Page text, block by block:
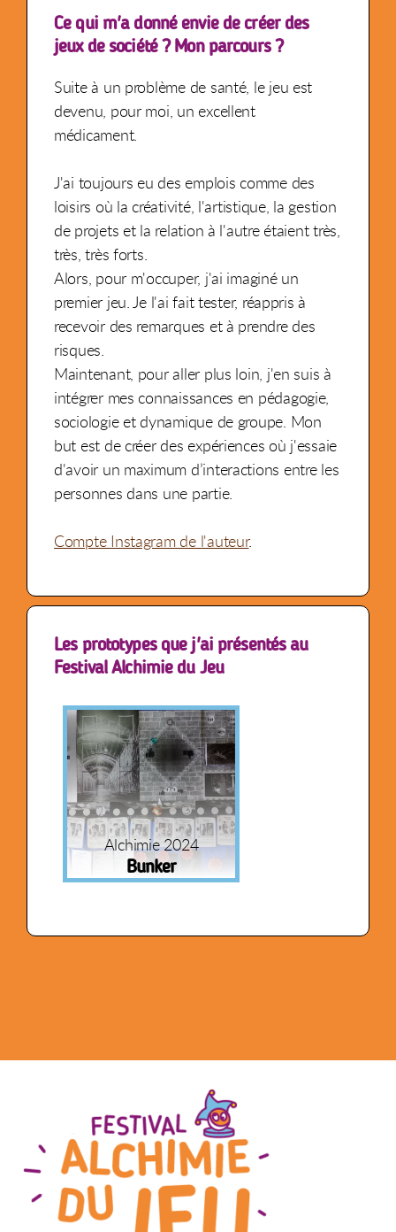
Ce qui m'a donné envie de créer des
jeux de société ? Mon parcours ?
Suite à un problème de santé, le jeu est
devenu, pour moi, un excellent
médicament.
J'ai toujours eu des emplois comme des
loisirs où la créativité, l'artistique, la gestion
de projets et la relation à l'autre étaient très,
très, très forts.
Alors, pour m'occuper, j'ai imaginé un
premier jeu. Je l'ai fait tester, réappris à
recevoir des remarques et à prendre des
risques.
Maintenant, pour aller plus loin, j'en suis à
intégrer mes connaissances en pédagogie,
sociologie et dynamique de groupe. Mon
but est de créer des expériences où j'essaie
d'avoir un maximum d’interactions entre les
personnes dans une partie.
Compte Instagram de l'auteur.
Les prototypes que j'ai présentés au
Festival Alchimie du Jeu
Alchimie 2024
Bunker